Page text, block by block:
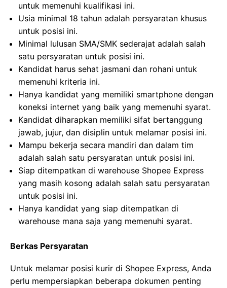
untuk memenuhi kualifikasi ini.
Usia minimal 18 tahun adalah persyaratan khusus
untuk posisi ini.
Minimal lulusan SMA/SMK sederajat adalah salah
satu persyaratan untuk posisi ini.
Kandidat harus sehat jasmani dan rohani untuk
memenuhi kriteria ini.
Hanya kandidat yang memiliki smartphone dengan
koneksi internet yang baik yang memenuhi syarat.
Kandidat diharapkan memiliki sifat bertanggung
jawab, jujur, dan disiplin untuk melamar posisi ini.
Mampu bekerja secara mandiri dan dalam tim
adalah salah satu persyaratan untuk posisi ini.
Siap ditempatkan di warehouse Shopee Express
yang masih kosong adalah salah satu persyaratan
untuk posisi ini.
Hanya kandidat yang siap ditempatkan di
warehouse mana saja yang memenuhi syarat.
Berkas Persyaratan
Untuk melamar posisi kurir di Shopee Express, Anda
perlu mempersiapkan beberapa dokumen penting